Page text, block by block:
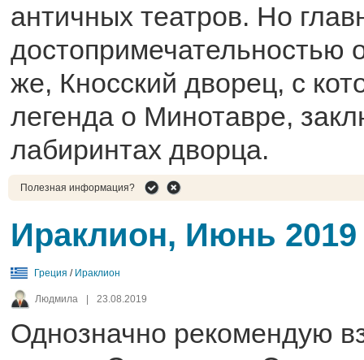
античных театров. Но
достопримечательностью
же, Кносский дворец, с
легенда о Минотавре,
лабиринтах дворца.
Полезная информация?
Ираклион, Июнь 2019
Греция / Ираклион
Людмила 23.08.2019
Однозначно рекомендую